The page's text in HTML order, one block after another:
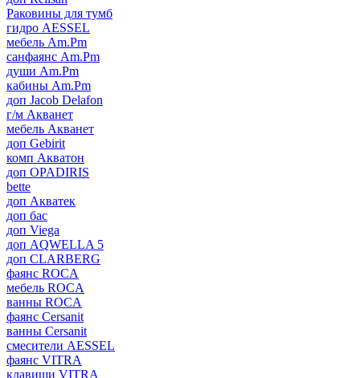
Раковины для тумб
гидро AESSEL
мебель Am.Pm
санфаянс Am.Pm
души Am.Pm
кабины Am.Pm
доп Jacob Delafon
г/м Акванет
мебель Акванет
доп Gebirit
комп Акватон
доп OPADIRIS
bette
доп Акватек
доп бас
доп Viega
доп AQWELLA 5
доп CLARBERG
фаянс ROCA
мебель ROCA
ванны ROCA
фаянс Cersanit
ванны Cersanit
смесители AESSEL
фаянс VITRA
клавиши VITRA